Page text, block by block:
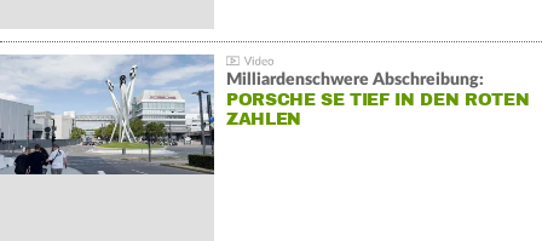
Milliardenschwere Abschreibung:
PORSCHE SE TIEF IN DEN ROTEN
ZAHLEN